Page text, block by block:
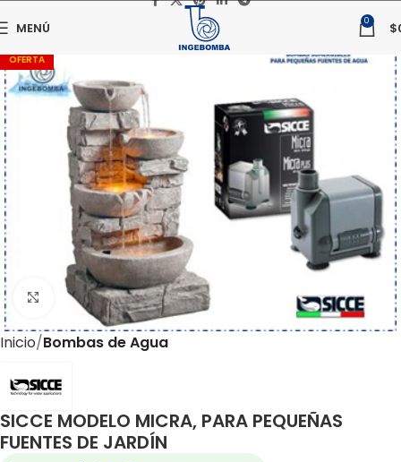
MENÚ 0 $
OFERTA
Haga clic para ampliar
Inicio Bombas de Agua
SICCE MODELO MICRA, PARA PEQUEÑAS
FUENTES DE JARDÍN